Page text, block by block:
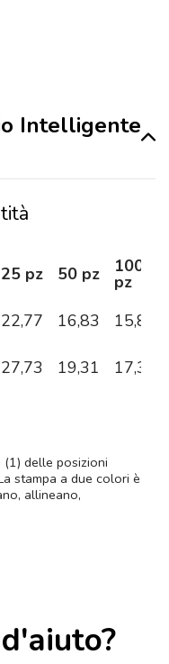
Intelligente
25 pz 50 pz 100
pz
22,77 16,83
15,84
27,73 19,31 17,38
(1) delle posizioni
stampa a due colori è
allineano,